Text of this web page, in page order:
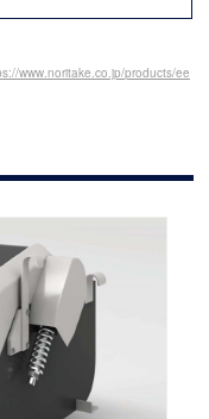
www.noritake.co.jp/products/ee